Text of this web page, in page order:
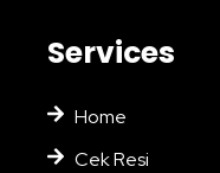
Services
Home
Cek Resi